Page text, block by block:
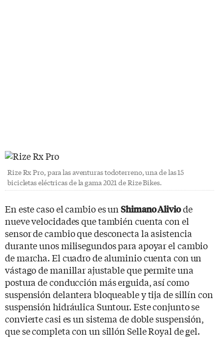
Rize Rx Pro, para las aventuras todoterreno, una de las 15
bicicletas eléctricas de la gama 2021 de Rize Bikes.
En este caso el cambio es unShimano Aliviode
nueve velocidades que también cuenta con el
sensor de cambio que desconecta la asistencia
durante unos milisegundos para apoyar el cambio
de marcha. El cuadro de aluminio cuenta con un
vástago de manillar ajustable que permite una
postura de conducción más erguida, así como
suspensión delantera bloqueable y tija de sillín con
suspensión hidráulica Suntour. Este conjunto se
convierte casi es un sistema de doble suspensión,
que se completa con un sillón Selle Royal de gel.